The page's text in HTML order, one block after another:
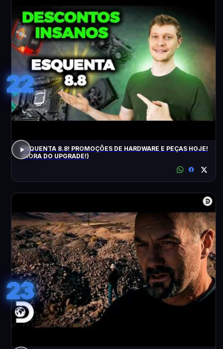
22
ESQUENTA 8.8! PROMOÇÕES DE HARDWARE E PEÇAS HOJE!
(HORA DO UPGRADE!)
23